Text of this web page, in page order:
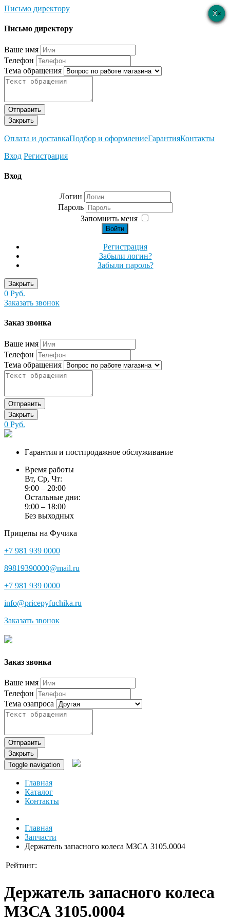
Письмо директору
×
Письмо директору
Ваше имя
Телефон
Тема обращения
Отправить
Закрыть
Оплата и доставкаПодбор и оформлениеГарантияКонтакты
Вход Регистрация
×
Вход
Логин
Пароль
Запомнить меня
Войти
Регистрация
Забыли логин?
Забыли пароль?
Закрыть
0 Руб.
Заказать звонок
×
Заказ звонка
Ваше имя
Телефон
Тема обращения
Отправить
Закрыть
0 Руб.
Гарантия и постпродажное обслуживание
Время работы
Вт, Ср, Чт:
9:00 – 20:00
Остальные дни:
9:00 – 18:00
Без выходных
Прицепы на Фучика
+7 981 939 0000
89819390000@mail.ru
+7 981 939 0000
info@pricepyfuchika.ru
Заказать звонок
×
Заказ звонка
Ваше имя
Телефон
Тема озапроса
Отправить
Закрыть
Toggle navigation
Главная
Каталог
Контакты
Главная
Запчасти
Держатель запасного колеса МЗСА 3105.0004
Рейтинг:
Держатель запасного колеса
МЗСА 3105.0004
×